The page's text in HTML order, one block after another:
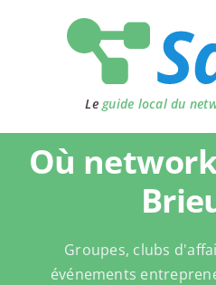
Le guide local du
Où
Groupes, clubs
événements